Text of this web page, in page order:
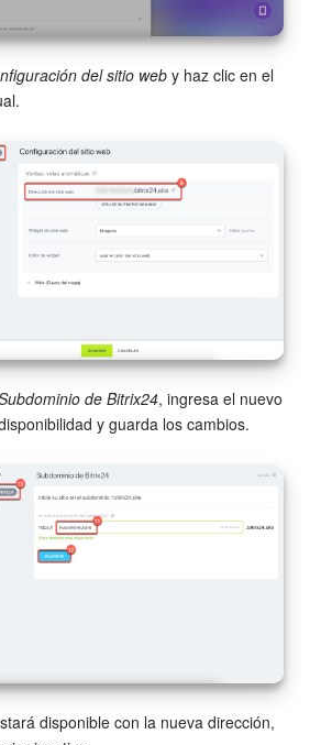
del sitio web y haz clic en el
de Bitrix24, ingresa el nuevo
y guarda los cambios.
disponible con la nueva dirección,